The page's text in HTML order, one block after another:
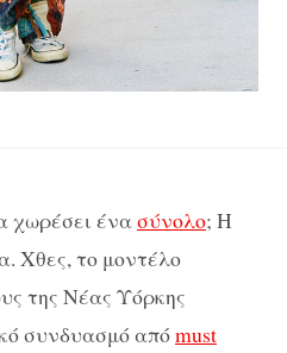
χωρέσει ένασύνολο; Η
Χθες, το μοντέλο
της Νέας Υόρκης
συνδυασμό απόmust